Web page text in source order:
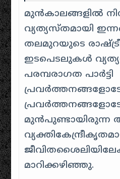
മുൻകാലങ്ങളിൽ
വ്യത്യസ്തമായി
തലമുറയുടെ
ഇടപെടലുകൾ
പരമ്പരാഗത പാർട്ടി
മുൻപുണ്ടായിരുന്ന
മാറിക്കഴിഞ്ഞു.